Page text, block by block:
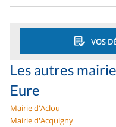
VOS
Les autres
Eure
Mairie d'Aclou
Mairie d'Acquigny